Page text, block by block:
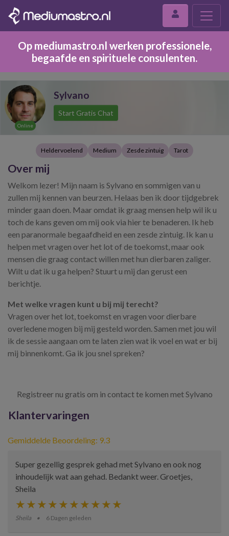
Op mediumastro.nl werken professionele,
begaafde en spirituele consulenten.
Online
Sylvano
Start Gratis Chat
Heldervoelend Medium Zesde zintuig Tarot
Over mij
Welkom lezer! Mijn naam is Sylvano en sommigen van u
zullen mij kennen van beurzen. Helaas ben ik door tijdgebrek
minder gaan doen. Maar omdat ik graag mensen help wil ik u
toch de kans geven om mij ook via hier te benaderen. Ik heb
een paranormale begaafdheid en een zesde zintuig. Ik kan u
helpen met vragen over het lot of de toekomst, maar ook
mensen die graag contact willen met hun dierbaren zaliger.
Wilt u dat ik u ga helpen? Stuurt u mij dan gerust een
berichtje.
Met welke vragen kunt u bij mij terecht?
Vragen over het lot, toekomst en vragen voor dierbare
overledene mogen bij mij gesteld worden. Samen met jou wil
ik de sessie aangaan om te laten zien wat ik voel en wat er bij
mij binnenkomt. Ga ik jou snel spreken?
Registreer nu gratis om in contact te komen met Sylvano
Klantervaringen
Gemiddelde Beoordeling: 9.3
Super gezellig gesprek gehad met Sylvano en ook nog
inhoudelijk wat aan gehad. Bedankt weer. Groetjes,
Sheila
Sheila 6 Dagen geleden